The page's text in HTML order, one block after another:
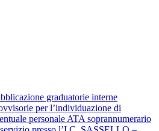
graduatorie interne
per l’individuazione di
personale ATA soprannumerario